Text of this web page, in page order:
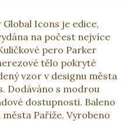
Icons je edice,
na počest nejvíce
pero Parker
tělo pokryté
vzor v designu města
Dodáváno s modrou
dostupnosti. Baleno
Paříže. Vyrobeno